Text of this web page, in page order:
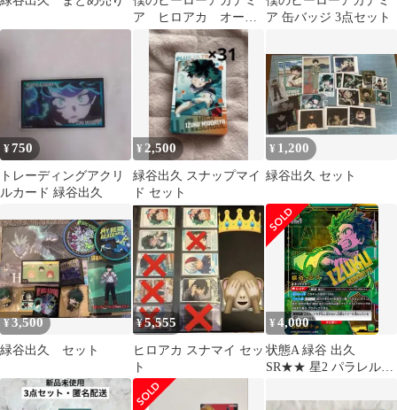
ア ヒロアカ オール
スター缶バッジ 緑谷
出久 デク
ア 缶バッジ 3点セット
¥750
トレーディングアクリ
ルカード 緑谷出久
¥ 2,500
緑谷出久 スナップマイ
ド セット
¥ 1,200
緑谷出久 セット
¥3,500
緑谷出久 セット
¥5,555
ヒロアカ スナマイ セッ
ト
¥4,000
状態A 緑谷 出久
SR★★ 星2 パラレル
ニオンアリーナ UNION